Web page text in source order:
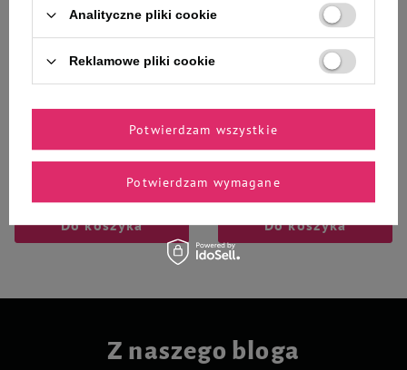
+
Do koszyka
g
31,99 zł
-
Do koszyka
Z naszego bloga
Analityczne pliki cookie
Reklamowe pliki cookie
Potwierdzam wymagane
Potwierdzam wszystkie